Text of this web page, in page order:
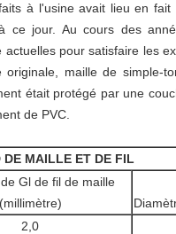
à l'usine avait lieu en
ce jour. Au cours des
pour satisfaire les
maille de simple-
était protégé par une
de PVC.
MAILLE ET DE FIL
Gl de fil de maille
(millimètre)
2,0